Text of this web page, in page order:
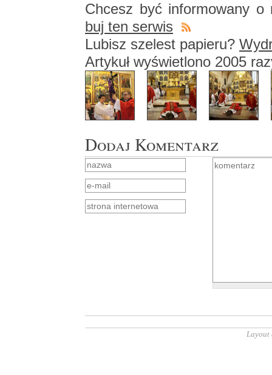
Chcesz być in­for­mo­wa­ny o
buj ten ser­wis
Lu­bisz sze­lest pa­pie­ru?
Ar­ty­kuł wy­świe­tlo­no 2005
Dodaj Komentarz
Layout